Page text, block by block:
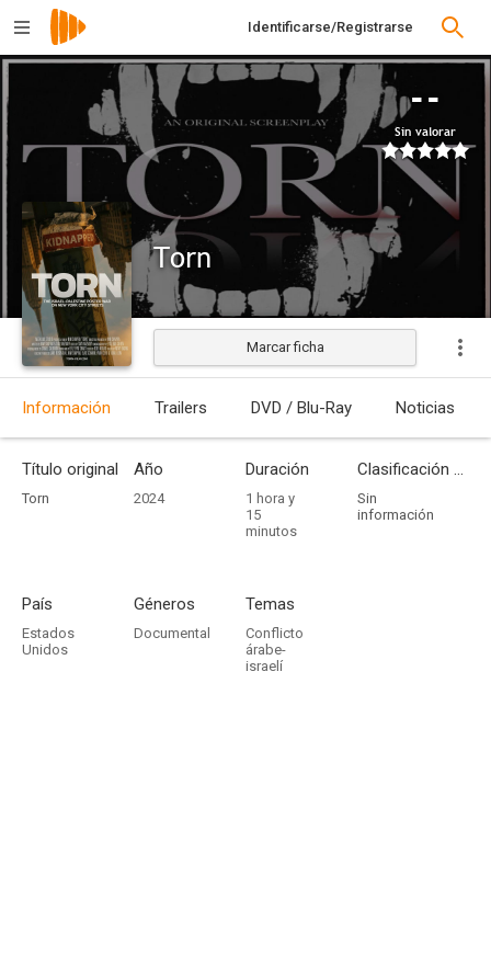
Identificarse/Registrarse
--
Sin valorar
Torn
Estrenada
Marcar ficha
Información Trailers DVD / Blu-Ray Noticias
Título original
Torn
Año
2024
Duración
1 hora y
15
minutos
Clasificación por edades
Sin
información
País
Estados
Unidos
Géneros
Documental
Temas
Conflicto
árabe-
israelí